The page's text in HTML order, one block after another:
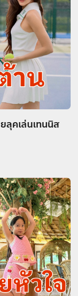
ลุคเล่นเทนนิส